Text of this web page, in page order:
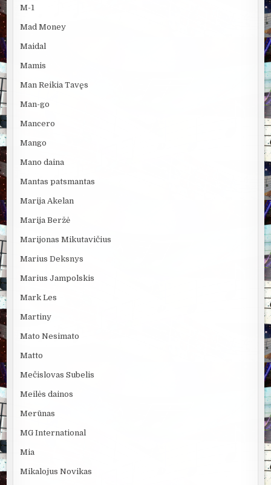
M-1
Mad Money
Maidal
Mamis
Man Reikia Tavęs
Man-go
Mancero
Mango
Mano daina
Mantas patsmantas
Marija Akelan
Marija Beržė
Marijonas Mikutavičius
Marius Deksnys
Marius Jampolskis
Mark Les
Martiny
Mato Nesimato
Matto
Mečislovas Subelis
Meilės dainos
Merūnas
MG International
Mia
Mikalojus Novikas